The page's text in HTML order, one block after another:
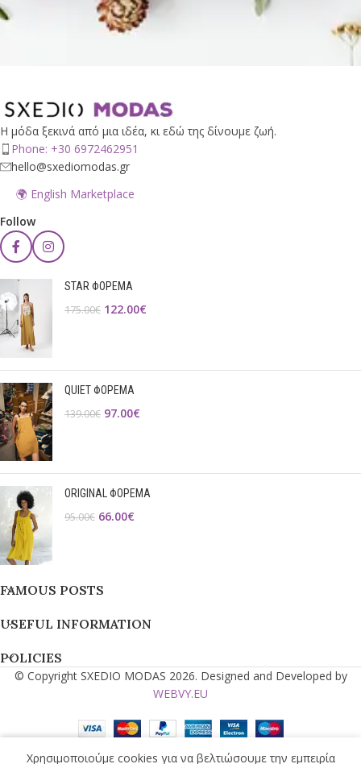
Η μόδα ξεκινά από μια ιδέα, κι εδώ της δίνουμε ζωή.
Phone: +30 6972462951
hello@sxediomodas.gr
🌍 English Marketplace
Follow
STAR ΦΟΡΕΜΑ
175.00€ 122.00€
QUIET ΦΟΡΕΜΑ
139.00€ 97.00€
ORIGINAL ΦΟΡΕΜΑ
95.00€ 66.00€
FAMOUS POSTS
USEFUL INFORMATION
POLICIES
© Copyright SXEDIO MODAS 2026. Designed and Developed by
WEBVY.EU
Χρησιμοποιούμε cookies για να βελτιώσουμε την εμπειρία